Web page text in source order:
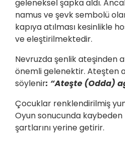
geleneksel şapka aldı.
namus ve şevk sembolü
kapıya atılması kesinlikle
ve eleştirilmektedir.
Nevruzda şenlik ateşinden
önemli gelenektir. Ateşten
söylenir: “Ateşte (Odda)
Çocuklar renklendirilmiş
Oyun sonucunda
şartlarını yerine getirir.